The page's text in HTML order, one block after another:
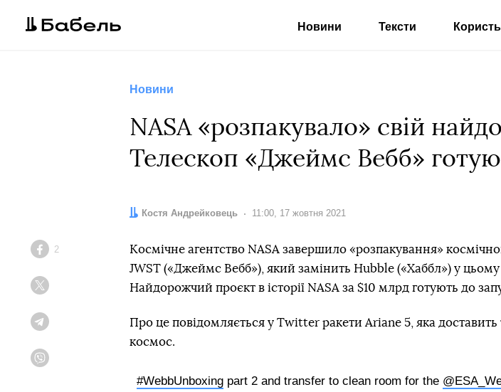
Новини Тексти Користь
Новини
NASA «розпакувало» свій
Телескоп «Джеймс Вебб»
Автор:
Костя Андрейковець Дата:
11:00, 17 жовтня 2021
Facebook
2
Космічне агентство NASA завершило «розпакування»
JWST («Джеймс Вебб»), який замінить Hubble («Хаббл») у цьому
Найдорожчий проєкт в історії NASA за $10 млрд готують до
Про це повідомляється у Twitter ракети Ariane 5, яка доставить
космос.
#WebbUnboxingpart 2 and transfer to clean room for the